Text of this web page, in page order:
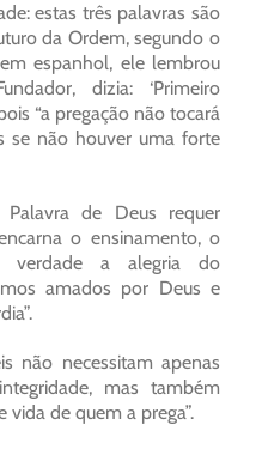
estas três palavras são
da Ordem, segundo o
espanhol, ele lembrou
dizia: ‘Primeiro
“a pregação não tocará
se não houver uma forte
Palavra de Deus requer
o ensinamento, o
verdade a alegria do
amados por Deus e
não necessitam apenas
mas também
de quem a prega”.